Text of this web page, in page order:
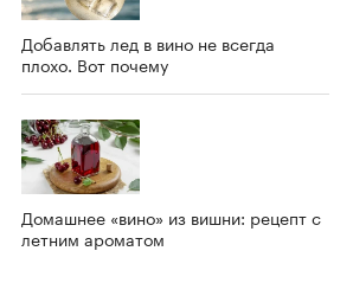
Добавлять лед в вино не всегда
плохо. Вот почему
Домашнее «вино» из вишни: рецепт с
летним ароматом